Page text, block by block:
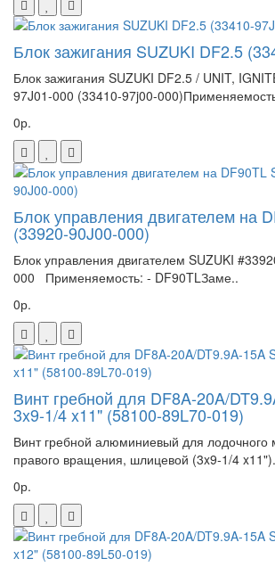
Блок зажигания SUZUKI DF2.5
Блок зажигания SUZUKI DF2.5 / UNIT,
97J01-000 (33410-97j00-
0р.
Блок управления двигателем на
(33920-90J00-000)
Блок управления двигателем SUZUKI
000 Применяемость: - DF90TLЗаме..
0р.
Винт гребной для DF8A-20A/
3x9-1/4 x11" (58100-89L70-019)
Винт гребной алюминиевый для лодочного
правого вращения, шлицевой (3x9-1/4
0р.